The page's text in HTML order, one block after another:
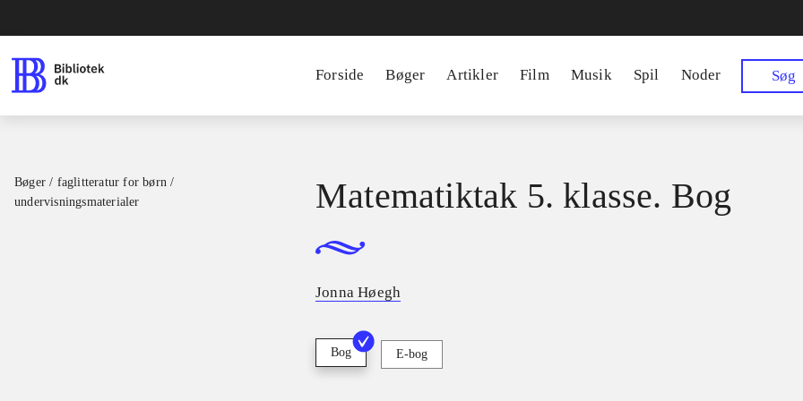
Forside Bøger Artikler Film Musik Spil Noder Søg
Bøger / faglitteratur for børn /
undervisningsmaterialer
Matematiktak 5. klasse. Bog
Jonna Høegh
Bog E-bog